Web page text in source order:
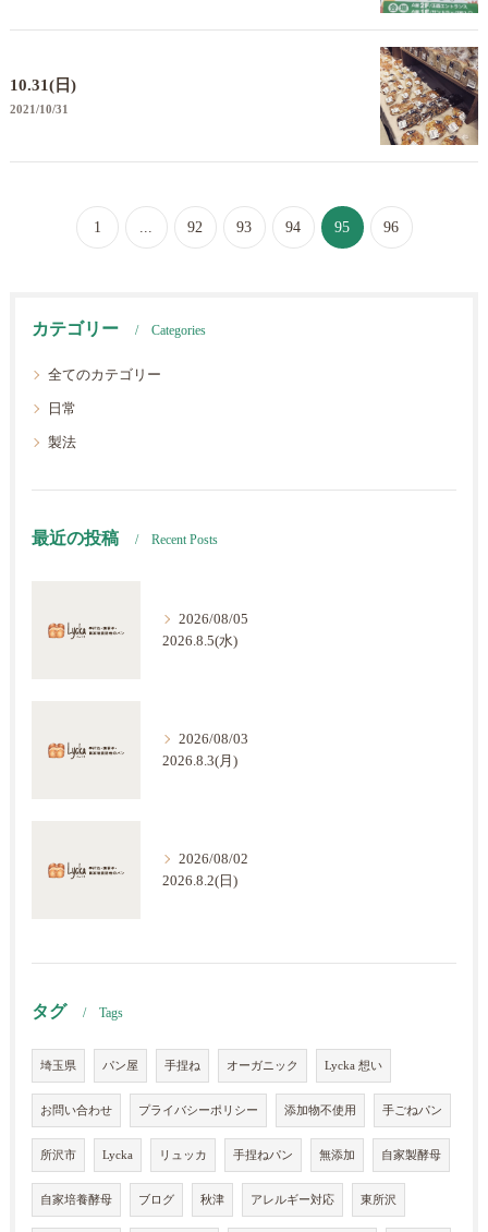
10.31(日)
2021/10/31
1 ... 92 93 94 95 96
カテゴリー Categories
全てのカテゴリー
日常
製法
最近の投稿 Recent Posts
2026/08/05
2026.8.5(水)
2026/08/03
2026.8.3(月)
2026/08/02
2026.8.2(日)
タグ Tags
埼玉県 パン屋 手捏ね オーガニック Lycka 想い
お問い合わせ プライバシーポリシー 添加物不使用 手ごねパン
所沢市 Lycka リュッカ 手捏ねパン 無添加 自家製酵母
自家培養酵母 ブログ 秋津 アレルギー対応 東所沢